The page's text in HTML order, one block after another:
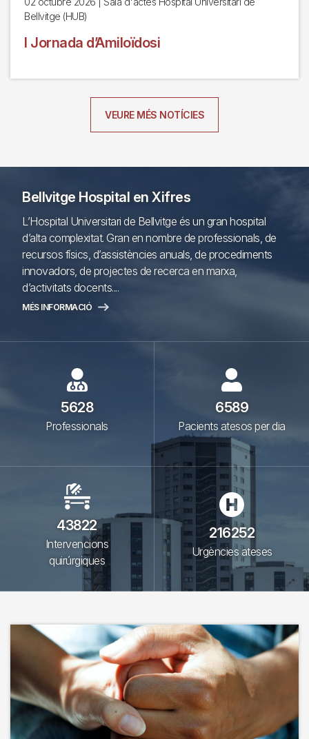
Bellvitge (HUB)
I Jornada d’Amiloïdosi
VEURE MÉS NOTÍCIES
Bellvitge Hospital en Xifres
L’Hospital Universitari de Bellvitge és un gran hospital
d’alta complexitat. Gran en nombre de professionals, de
recursos físics, d’assistències anuals, de procediments
innovadors, de projectes de recerca en marxa,
d’activitats docents....
MÉS INFORMACIÓ
5628
Professionals
6589
Pacients atesos per dia
43822
Intervencions
quirúrgiques
216252
Urgències ateses